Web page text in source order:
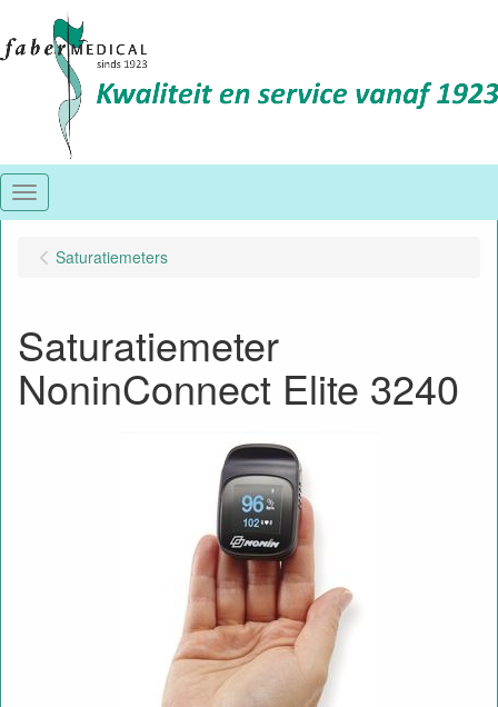
Menu
Saturatiemeters
Saturatiemeter
NoninConnect Elite 3240